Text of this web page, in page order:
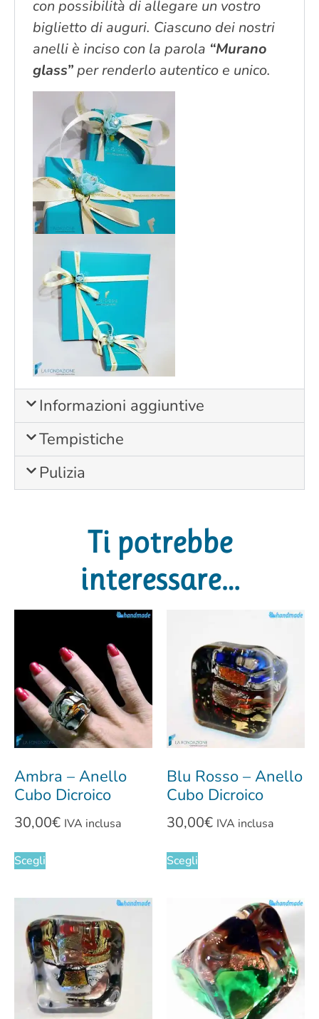
con possibilità di allegare un vostro
biglietto di auguri. Ciascuno dei nostri
anelli è inciso con la parola “Murano
glass”per renderlo autentico e unico.
Informazioni aggiuntive
Tempistiche
Pulizia
Ti potrebbe
interessare…
Ambra – Anello
Cubo Dicroico
30,00€ IVA inclusa
Scegli
Blu Rosso – Anello
Cubo Dicroico
30,00€ IVA inclusa
Scegli